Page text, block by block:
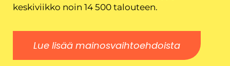
keskiviikko noin 14 500 talouteen.
Lue lisää mainosvaihtoehdoista